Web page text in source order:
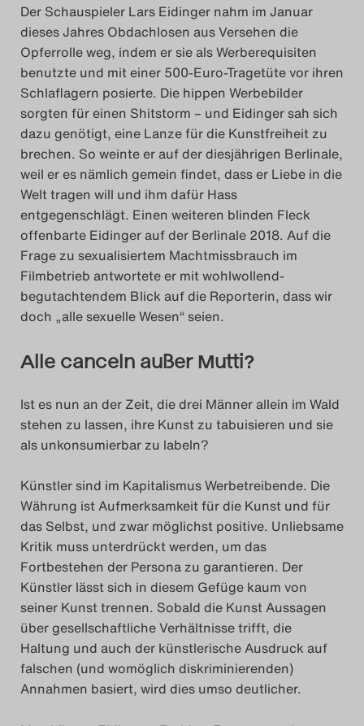
Der Schauspieler Lars Eidinger nahm im Januar
dieses Jahres Obdachlosen aus Versehen die
Opferrolle weg, indem er sie als Werberequisiten
benutzte und mit einer 500-Euro-Tragetüte vor ihren
Schlaflagern posierte. Die hippen Werbebilder
sorgten für einen Shitstorm – und Eidinger sah sich
dazu genötigt, eine Lanze für die Kunstfreiheit zu
brechen. So weinte er auf der diesjährigen Berlinale,
weil er es nämlich gemein findet, dass er Liebe in die
Welt tragen will und ihm dafür Hass
entgegenschlägt. Einen weiteren blinden Fleck
offenbarte Eidinger auf der Berlinale 2018. Auf die
Frage zu sexualisiertem Machtmissbrauch im
Filmbetrieb antwortete er mit wohlwollend-
begutachtendem Blick auf die Reporterin, dass wir
doch „alle sexuelle Wesen“ seien.
Alle canceln außer Mutti?
Ist es nun an der Zeit, die drei Männer allein im Wald
stehen zu lassen, ihre Kunst zu tabuisieren und sie
als unkonsumierbar zu labeln?
Künstler sind im Kapitalismus Werbetreibende. Die
Währung ist Aufmerksamkeit für die Kunst und für
das Selbst, und zwar möglichst positive. Unliebsame
Kritik muss unterdrückt werden, um das
Fortbestehen der Persona zu garantieren. Der
Künstler lässt sich in diesem Gefüge kaum von
seiner Kunst trennen. Sobald die Kunst Aussagen
über gesellschaftliche Verhältnisse trifft, die
Haltung und auch der künstlerische Ausdruck auf
falschen (und womöglich diskriminierenden)
Annahmen basiert, wird dies umso deutlicher.